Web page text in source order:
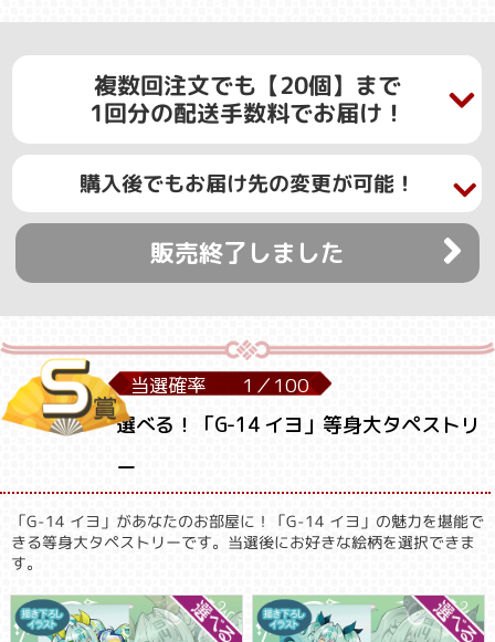
複数回注文でも【20個】まで
1回分の配送手数料でお届け！
購入後でもお届け先の変更が可能！
販売終了しました
当選確率 1／100
選べる！「G-14 イヨ」等身大タペストリ
ー
「G-14 イヨ」があなたのお部屋に！「G-14 イヨ」の魅力を堪能で
きる等身大タペストリーです。当選後にお好きな絵柄を選択できま
す。